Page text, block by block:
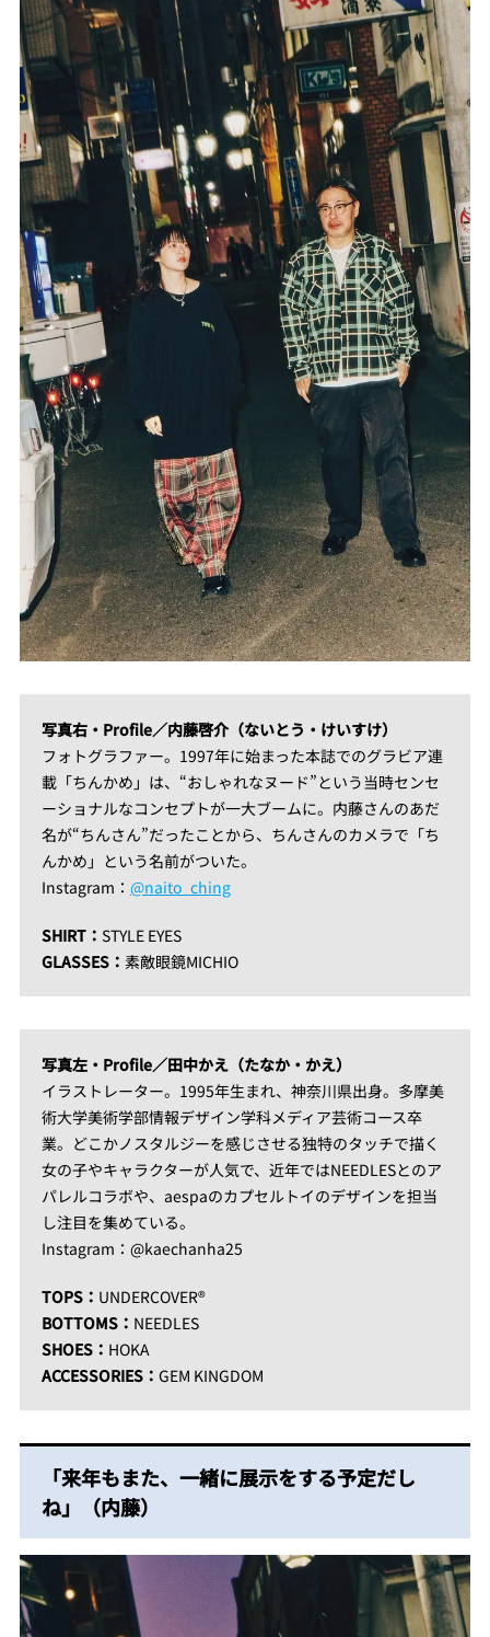
写真右・Profile／内藤啓介（ないとう・けいすけ）
フォトグラファー。1997年に始まった本誌でのグラビア連
載「ちんかめ」は、“おしゃれなヌード”という当時センセ
ーショナルなコンセプトが一大ブームに。内藤さんのあだ
名が“ちんさん”だったことから、ちんさんのカメラで「ち
んかめ」という名前がついた。
Instagram： @naito_ching
SHIRT： STYLE EYES
GLASSES： 素敵眼鏡MICHIO
写真左・Profile／田中かえ（たなか・かえ）
イラストレーター。1995年生まれ、神奈川県出身。多摩美
術大学美術学部情報デザイン学科メディア芸術コース卒
業。どこかノスタルジーを感じさせる独特のタッチで描く
女の子やキャラクターが人気で、近年ではNEEDLESとのア
パレルコラボや、aespaのカプセルトイのデザインを担当
し注目を集めている。
Instagram：@kaechanha25
TOPS： UNDERCOVER®
BOTTOMS： NEEDLES
SHOES： HOKA
ACCESSORIES： GEM KINGDOM
「来年もまた、一緒に展示をする予定だし
ね」（内藤）